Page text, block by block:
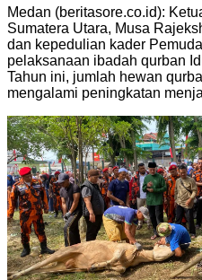
Medan (beritasore.co.id):
Sumatera Utara, Musa
dan kepedulian kader
pelaksanaan ibadah qurban
Tahun ini, jumlah hewan
mengalami peningkatan